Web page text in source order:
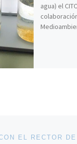
agua) el